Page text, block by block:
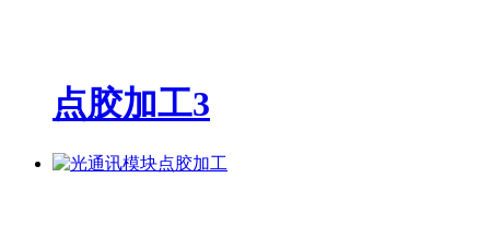
点胶加工3